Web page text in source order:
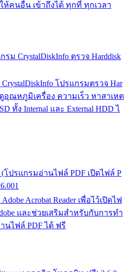
ห้คนอื่น เข้าถึงได้ ทุกที่ ทุกเวลา
รม CrystalDiskInfo ตรวจ Harddisk
โปรแกรมตรวจ Har
อุณหภูมิเครื่อง ความเร็ว หาสาเหต
ทั้ง Internal และ External HDD ไ
(โปรแกรมอ่านไฟล์ PDF เปิดไฟล์ P
Acrobat Reader เพื่อไว้เปิดไฟ
และช่วยเสริมสำหรับกับการทำ
นไฟล์ PDF ได้ ฟรี